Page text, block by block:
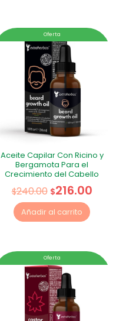
Oferta
Aceite Capilar Con Ricino y
Bergamota Para el
Crecimiento del Cabello
$240.00 $216.00
Añadir al carrito
Oferta